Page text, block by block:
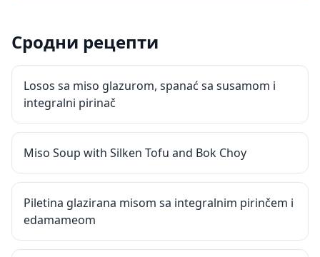
Сродни рецепти
Losos sa miso glazurom, spanać sa susamom i
integralni pirinač
Miso Soup with Silken Tofu and Bok Choy
Piletina glazirana misom sa integralnim pirinčem i
edamameom